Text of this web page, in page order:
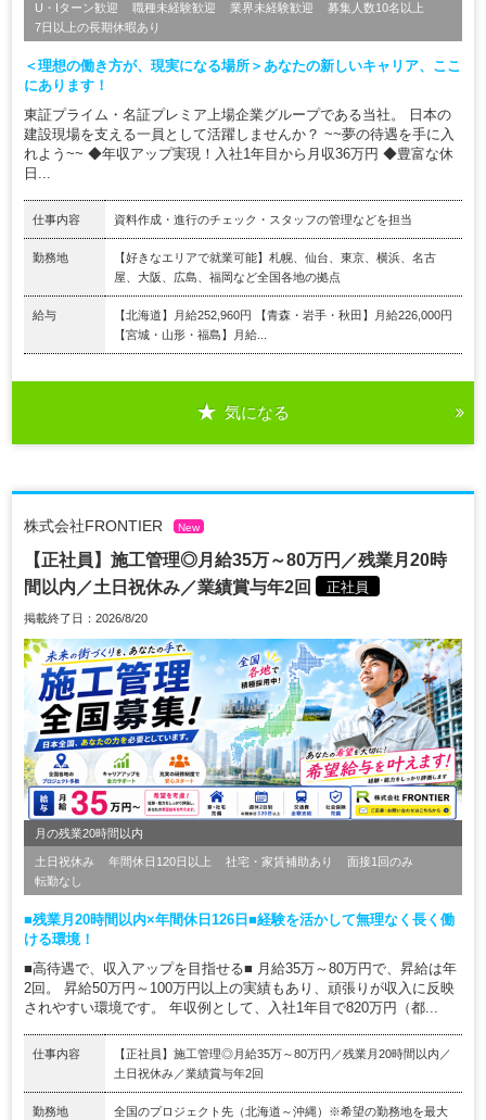
U・Iターン歓迎 職種未経験歓迎 業界未経験歓迎
募集人数10名以上
7日以上の長期休暇あり
＜理想の働き方が、現実になる場所＞あなたの新しいキャリア、ここ
にあります！
東証プライム・名証プレミア上場企業グループである当社。 日本の
建設現場を支える一員として活躍しませんか？ ~~夢の待遇を手に入
れよう~~ ◆年収アップ実現！入社1年目から月収36万円 ◆豊富な休
日...
仕事内容 資料作成・進行のチェック・スタッフの管理などを担当
勤務地
【好きなエリアで就業可能】札幌、仙台、東京、横浜、名古
屋、大阪、広島、福岡など全国各地の拠点
給与
【北海道】月給252,960円 【青森・岩手・秋田】月給226,000円
【宮城・山形・福島】月給...
気になる
株式会社FRONTIER New
【正社員】施工管理◎月給35万～80万円／残業月20時
間以内／土日祝休み／業績賞与年2回
正社員
掲載終了日：2026/8/20
月の残業20時間以内
土日祝休み 年間休日120日以上 社宅・家賃補助あり
面接1回のみ
転勤なし
■残業月20時間以内×年間休日126日■経験を活かして無理なく長く働
ける環境！
■高待遇で、収入アップを目指せる■ 月給35万～80万円で、昇給は年
2回。 昇給50万円～100万円以上の実績もあり、頑張りが収入に反映
されやすい環境です。 年収例として、入社1年目で820万円（都...
仕事内容
【正社員】施工管理◎月給35万～80万円／残業月20時間以内／
土日祝休み／業績賞与年2回
勤務地
全国のプロジェクト先（北海道～沖縄）※希望の勤務地を最大